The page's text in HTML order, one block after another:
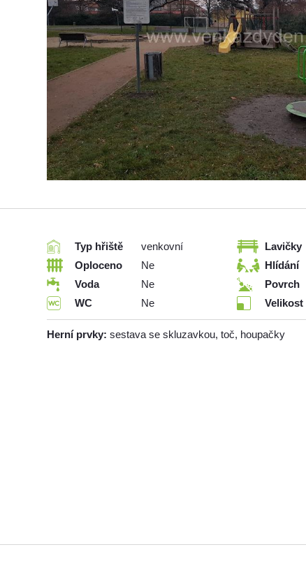
Typ hřiště
venkovní
Oploceno
Ne
Voda
Ne
WC
Ne
Lavičky
Hlídání
Povrch
Velikost
Herní prvky: sestava se skluzavkou, toč, houpačky